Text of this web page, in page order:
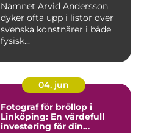
Namnet Arvid Andersson
dyker ofta upp i listor över
svenska konstnärer i både
fysisk...
04. jun
Fotograf för bröllop i
Linköping: En värdefull
investering för din